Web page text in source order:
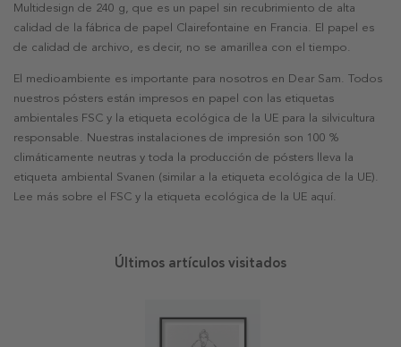
Multidesign de 240 g, que es un papel sin recubrimiento de alta
calidad de la fábrica de papel Clairefontaine en Francia. El papel es
de calidad de archivo, es decir, no se amarillea con el tiempo.
El medioambiente es importante para nosotros en Dear Sam. Todos
nuestros pósters están impresos en papel con las etiquetas
ambientales FSC y la etiqueta ecológica de la UE para la silvicultura
responsable. Nuestras instalaciones de impresión son 100 %
climáticamente neutras y toda la producción de pósters lleva la
etiqueta ambiental Svanen (similar a la etiqueta ecológica de la UE).
Lee más sobre el FSC y la etiqueta ecológica de la UE aquí.
Últimos artículos visitados